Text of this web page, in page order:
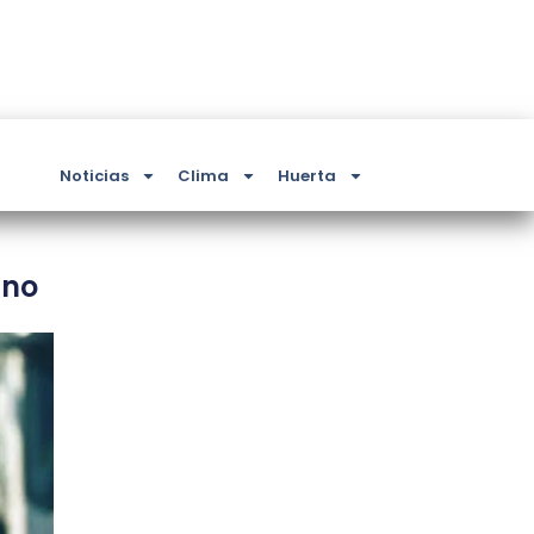
Noticias Clima Huerta